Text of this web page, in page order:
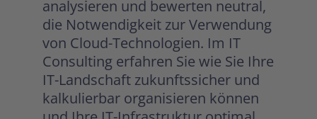
analysieren und bewerten neutral,
die Notwendigkeit zur Verwendung
von Cloud-Technologien. Im IT
Consulting erfahren Sie wie Sie Ihre
IT-Landschaft zukunftssicher und
kalkulierbar organisieren können